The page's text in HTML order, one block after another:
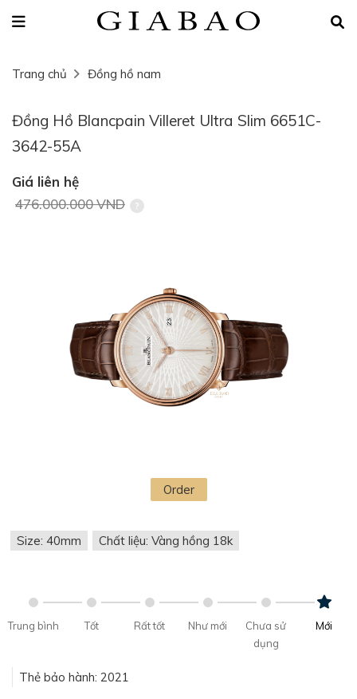
Trang chủ Đồng hồ nam
Đồng Hồ Blancpain Villeret Ultra Slim 6651C-
3642-55A
Giá liên hệ
476.000.000 VND
Order
Size: 40mm Chất liệu: Vàng hồng 18k
Trung bình Tốt Rất tốt Như mới
Chưa sử
dụng
Mới
Thẻ bảo hành: 2021